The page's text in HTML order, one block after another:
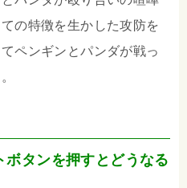
の特徴を生かした攻防を
ペンギンとパンダが戦っ
ボタンを押すとどうなる